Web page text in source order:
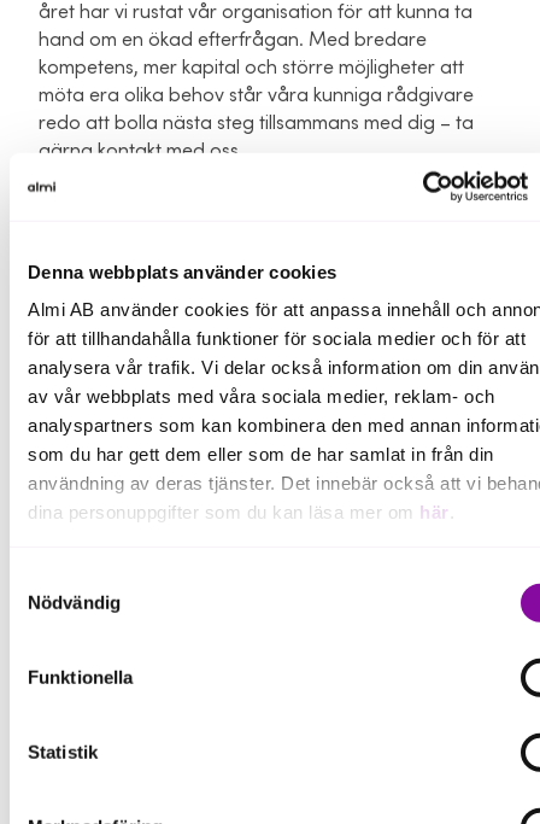
Denna webbplats använder cookies
Almi AB använder cookies för att anpassa innehåll och
för att tillhandahålla funktioner för sociala medier och för att
analysera vår trafik. Vi delar också information om din
av vår webbplats med våra sociala medier, reklam- och
analyspartners som kan kombinera den med annan
som du har gett dem eller som de har samlat in från din
användning av deras tjänster. Det innebär också att vi
dina personuppgifter som du kan läsa mer om här .
delning av information enligt ovan, inte att ske, förutom för
som är nödvändiga för att hemsidan ska fungera se mer
Nödvändig
Funktionella
Statistik
året har vi rustat vår organisation för att kunna ta
hand om en ökad efterfrågan. Med bredare
kompetens, mer kapital och större möjligheter att
möta era olika behov står våra kunniga rådgivare
redo att bolla nästa steg tillsammans med dig – ta
gärna kontakt med oss.
Inför 2026 vill jag skicka med tre
handlingsutrymme.
Bygg ditt team – ett starkt lag behöver olika spelare.
Våga ta hjälp – det är ofta det som avgör om du når
hela vägen.
/ Anna Rosengren, vd Almi Norra Mellansverige